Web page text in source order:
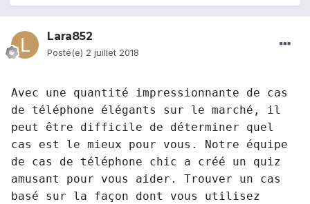
Lara852
Posté(e) 2 juillet 2018
Avec une quantité impressionnante de cas
de téléphone élégants sur le marché, il
peut être difficile de déterminer quel
cas est le mieux pour vous. Notre équipe
de cas de téléphone chic a créé un quiz
amusant pour vous aider. Trouver un cas
basé sur la façon dont vous utilisez